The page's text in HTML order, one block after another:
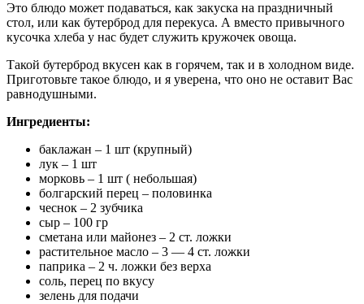
Это блюдо может подаваться, как закуска на праздничный
стол, или как бутерброд для перекуса. А вместо привычного
кусочка хлеба у нас будет служить кружочек овоща.
Такой бутерброд вкусен как в горячем, так и в холодном виде.
Приготовьте такое блюдо, и я уверена, что оно не оставит Вас
равнодушными.
Ингредиенты:
баклажан – 1 шт (крупный)
лук – 1 шт
морковь – 1 шт ( небольшая)
болгарский перец – половинка
чеснок – 2 зубчика
сыр – 100 гр
сметана или майонез – 2 ст. ложки
растительное масло – 3 — 4 ст. ложки
паприка – 2 ч. ложки без верха
соль, перец по вкусу
зелень для подачи